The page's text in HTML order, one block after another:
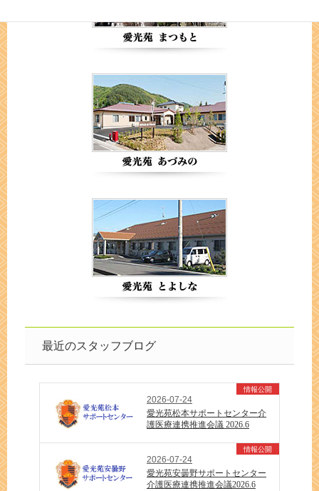
最近のスタッフブログ
2026-07-24
情報公開
愛光苑松本サポートセンター介
護医療連携推進会議 2026.6
2026-07-24
情報公開
愛光苑安曇野サポートセンター
介護医療連携推進会議2026.6